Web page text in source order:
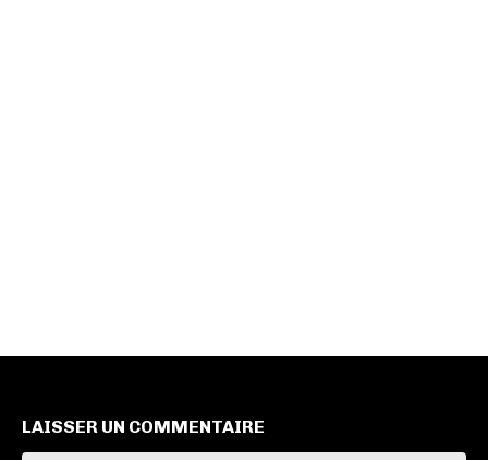
LAISSER UN COMMENTAIRE